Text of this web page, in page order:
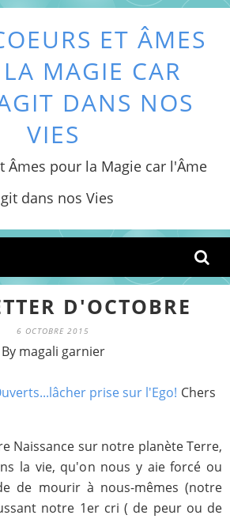
ET ÂMES
MAGIE CAR
DANS NOS
VIES
Âmes pour la Magie car l'Âme
dans nos Vies
D'OCTOBRE
6 OCTOBRE 2015
By magali garnier
Chers
Naissance sur notre planète Terre,
la vie, qu'on nous y aie forcé ou
de mourir à nous-mêmes (notre
notre 1er cri ( de peur ou de